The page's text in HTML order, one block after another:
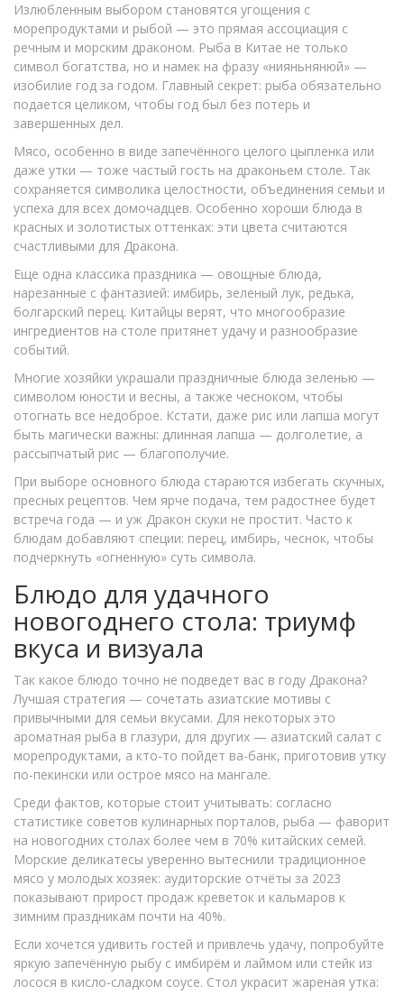
Излюбленным выбором становятся угощения с
морепродуктами и рыбой — это прямая ассоциация с
речным и морским драконом. Рыба в Китае не только
символ богатства, но и намек на фразу «нияньнянюй» —
изобилие год за годом. Главный секрет: рыба обязательно
подается целиком, чтобы год был без потерь и
завершенных дел.
Мясо, особенно в виде запечённого целого цыпленка или
даже утки — тоже частый гость на драконьем столе. Так
сохраняется символика целостности, объединения семьи и
успеха для всех домочадцев. Особенно хороши блюда в
красных и золотистых оттенках: эти цвета считаются
счастливыми для Дракона.
Еще одна классика праздника — овощные блюда,
нарезанные с фантазией: имбирь, зеленый лук, редька,
болгарский перец. Китайцы верят, что многообразие
ингредиентов на столе притянет удачу и разнообразие
событий.
Многие хозяйки украшали праздничные блюда зеленью —
символом юности и весны, а также чесноком, чтобы
отогнать все недоброе. Кстати, даже рис или лапша могут
быть магически важны: длинная лапша — долголетие, а
рассыпчатый рис — благополучие.
При выборе основного блюда стараются избегать скучных,
пресных рецептов. Чем ярче подача, тем радостнее будет
встреча года — и уж Дракон скуки не простит. Часто к
блюдам добавляют специи: перец, имбирь, чеснок, чтобы
подчеркнуть «огненную» суть символа.
Блюдо для удачного
новогоднего стола: триумф
вкуса и визуала
Так какое блюдо точно не подведет вас в году Дракона?
Лучшая стратегия — сочетать азиатские мотивы с
привычными для семьи вкусами. Для некоторых это
ароматная рыба в глазури, для других — азиатский салат с
морепродуктами, а кто-то пойдет ва-банк, приготовив утку
по-пекински или острое мясо на мангале.
Среди фактов, которые стоит учитывать: согласно
статистике советов кулинарных порталов, рыба — фаворит
на новогодних столах более чем в 70% китайских семей.
Морские деликатесы уверенно вытеснили традиционное
мясо у молодых хозяек: аудиторские отчёты за 2023
показывают прирост продаж креветок и кальмаров к
зимним праздникам почти на 40%.
Если хочется удивить гостей и привлечь удачу, попробуйте
яркую запечённую рыбу с имбирём и лаймом или стейк из
лосося в кисло-сладком соусе. Стол украсит жареная утка: